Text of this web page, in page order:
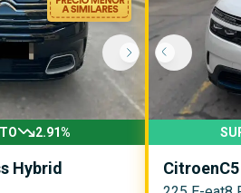
2.91%
Hybrid Citroen